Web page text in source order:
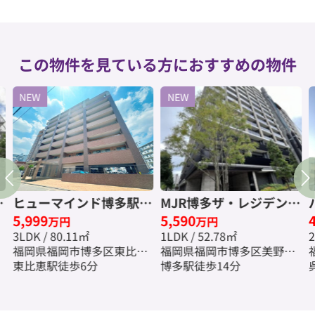
この物件を見ている方におすすめの物件
NEW
ヒューマインド博多駅東
ネクスタイル☆仲介手数
料無料☆
5,999万円
3LDK / 80.11㎡
福岡県福岡市博多区東比恵
３丁目
東比恵駅徒歩6分
NEW
MJR博多ザ・レジデンス
☆仲介手数料無料☆
5,590万円
1LDK / 52.78㎡
福岡県福岡市博多区美野島
１丁目
博多駅徒歩14分